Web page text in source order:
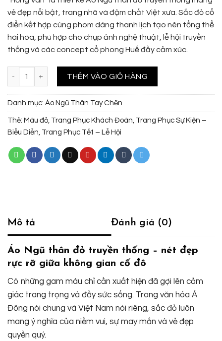
vẻ đẹp nổi bật, trang nhã và đậm chất Việt xưa. Sắc đỏ cổ
điển kết hợp cùng phom dáng thanh lịch tạo nên tổng thể
hài hòa, phù hợp cho chụp ảnh nghệ thuật, lễ hội truyền
thống và các concept cổ phong Huế đầy cảm xúc.
Áo Ngũ thân đỏ truyền thống | Hồng Vân số lượng
THÊM VÀO GIỎ HÀNG
Danh mục: Áo Ngũ Thân Tay Chẽn
Thẻ: Màu đỏ Trang Phục Khách Đoàn Trang Phục Sự Kiện –
Biểu Diễn Trang Phục Tết – Lễ Hội
Mô tả Đánh giá (0)
Áo Ngũ thân đỏ truyền thống – nét đẹp
rực rỡ giữa không gian cố đô
Có những gam màu chỉ cần xuất hiện đã gợi lên cảm
giác trang trọng và đầy sức sống. Trong văn hóa Á
Đông nói chung và Việt Nam nói riêng, sắc đỏ luôn
mang ý nghĩa của niềm vui, sự may mắn và vẻ đẹp
quyền quý.